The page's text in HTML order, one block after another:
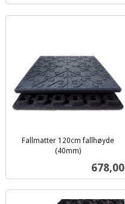
Fallmatter 120cm fallhøyde
(40mm)
Pris
678,00